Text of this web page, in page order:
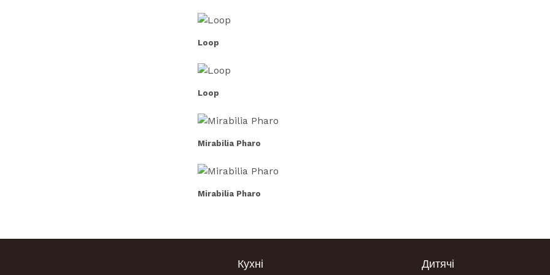
Loop
Loop
Mirabilia Pharo
Mirabilia Pharo
Кухні Дитячі